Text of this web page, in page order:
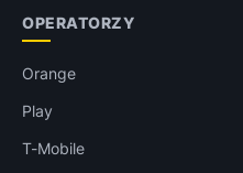
OPERATORZY
Orange
Play
T-Mobile